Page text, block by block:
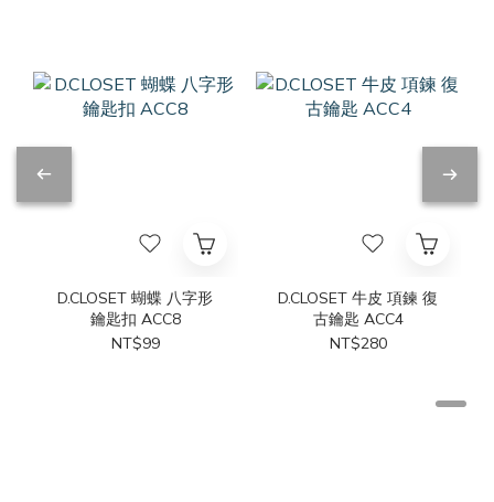
D.CLOSET 蝴蝶 八字形
鑰匙扣 ACC8
NT$99
D.CLOSET 牛皮 項鍊 復
古鑰匙 ACC4
NT$280